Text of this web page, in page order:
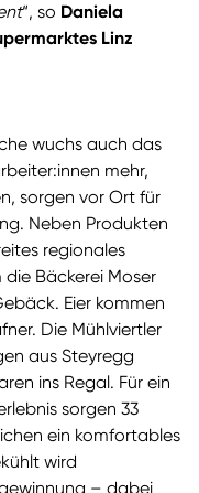
“, so Daniela
Linz
wuchs auch das
mehr,
sorgen vor Ort für
Neben Produkten
regionales
Bäckerei Moser
Eier kommen
Die Mühlviertler
aus Steyregg
ins Regal. Für ein
sorgen 33
ein komfortables
wird
– dabei